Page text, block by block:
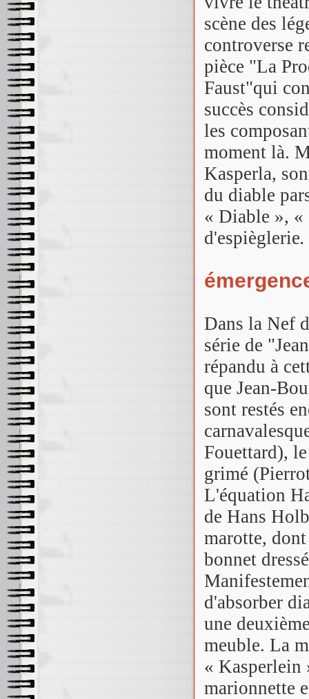
scène des
controverse
pièce "La
Faust"qui
succès
les
moment là.
Kasperla,
du diable
« Diable », «
d'espièglerie.
Dans la Nef
série de
répandu à
que Jean-
sont restés
Fouettard),
grimé
L'équation
de Hans
marotte,
bonnet
d'absorber
une
meuble. La
« Kasperlein
marionnette